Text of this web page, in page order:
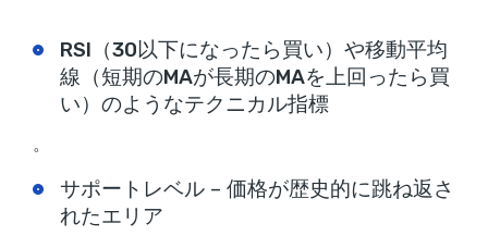
RSI（30以下になったら買い）や移動平均
線（短期のMAが長期のMAを上回ったら買
い）のようなテクニカル指標
。
サポートレベル – 価格が歴史的に跳ね返さ
れたエリア